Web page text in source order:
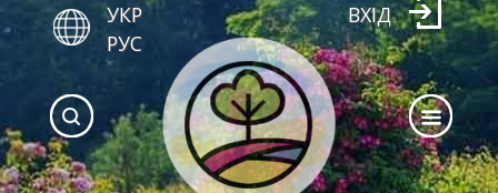
УКР
РУС
ВХІД